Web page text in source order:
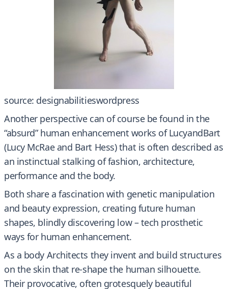
source: designabilitieswordpress
Another perspective can of course be found in the
“absurd” human enhancement works of LucyandBart
(Lucy McRae and Bart Hess) that is often described as
an instinctual stalking of fashion, architecture,
performance and the body.
Both share a fascination with genetic manipulation
and beauty expression, creating future human
shapes, blindly discovering low – tech prosthetic
ways for human enhancement.
As a body Architects they invent and build structures
on the skin that re-shape the human silhouette.
Their provocative, often grotesquely beautiful